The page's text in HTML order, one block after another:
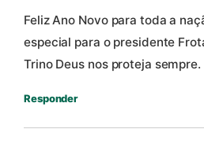
Feliz Ano Novo para toda a
especial para o presidente
Trino Deus nos proteja
Responder